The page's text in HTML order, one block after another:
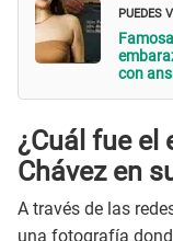
PUEDES
con
¿Cuál fue el
Chávez en
A través de las
una fotografía